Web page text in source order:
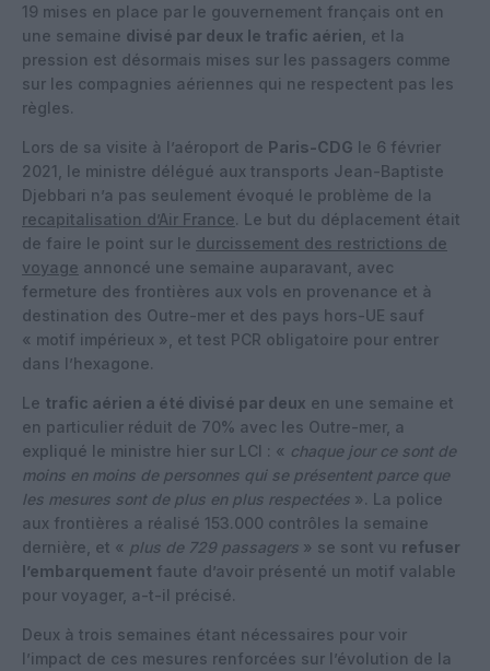
19 mises en place par le gouvernement français ont en
une semaine divisé par deux le trafic aérien , et la
pression est désormais mises sur les passagers comme
sur les compagnies aériennes qui ne respectent pas les
règles.
Lors de sa visite à l’aéroport de Paris-CDG le 6 février
2021, le ministre délégué aux transports Jean-Baptiste
Djebbari n’a pas seulement évoqué le problème de la
recapitalisation d’Air France. Le but du déplacement était
de faire le point sur le durcissement des restrictions de
voyage annoncé une semaine auparavant, avec
fermeture des frontières aux vols en provenance et à
destination des Outre-mer et des pays hors-UE sauf
« motif impérieux », et test PCR obligatoire pour entrer
dans l’hexagone.
Le trafic aérien a été divisé par deux en une semaine et
en particulier réduit de 70% avec les Outre-mer, a
expliqué le ministre hier sur LCI : « chaque jour ce sont de
moins en moins de personnes qui se présentent parce que
les mesures sont de plus en plus respectées ». La police
aux frontières a réalisé 153.000 contrôles la semaine
dernière, et « plus de 729 passagers » se sont vu refuser
l’embarquement faute d’avoir présenté un motif valable
pour voyager, a-t-il précisé.
Deux à trois semaines étant nécessaires pour voir
l’impact de ces mesures renforcées sur l’évolution de la